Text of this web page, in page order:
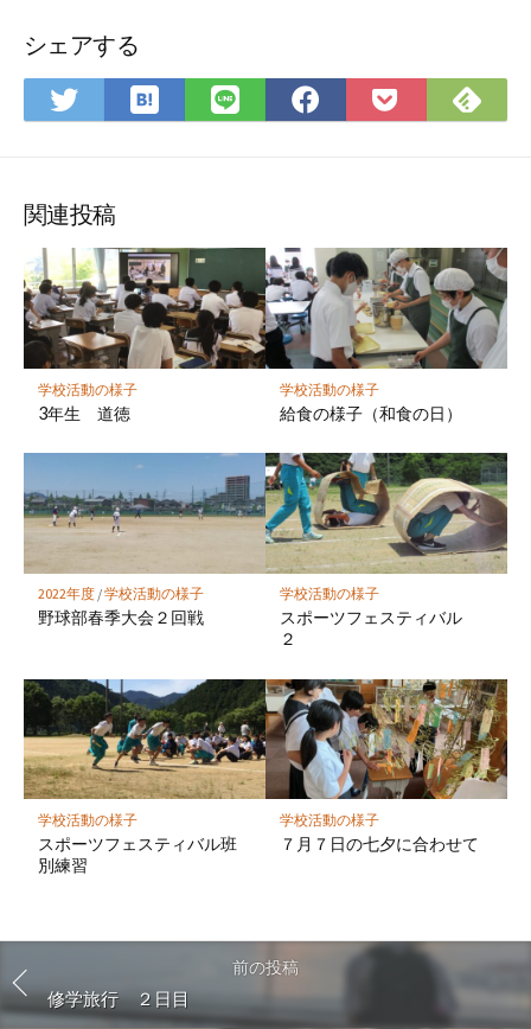
シェアする
Twitter
で
ア
は
て
ク
マ
ー
ク
に
LINE
で
Facebook
で
Pocket
に
で
関連投稿
学校活動の様子
3年生 道徳
学校活動の様子
給食の様子（和食の日）
2022年度/学校活動の様子
野球部春季大会２回戦
学校活動の様子
スポーツフェスティバル
２
学校活動の様子
スポーツフェスティバル班
別練習
学校活動の様子
７月７日の七夕に合わせて
前の投稿
修学旅行 ２日目